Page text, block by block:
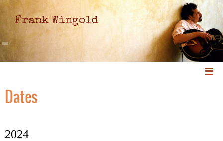
Frank Wingold
Dates
2024